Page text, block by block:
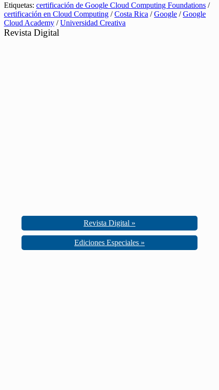
Etiquetas: certificación de Google Cloud Computing Foundations /
certificación en Cloud Computing /Costa Rica /Google /Google
Cloud Academy /Universidad Creativa
Revista Digital
Revista Digital »
Ediciones Especiales »